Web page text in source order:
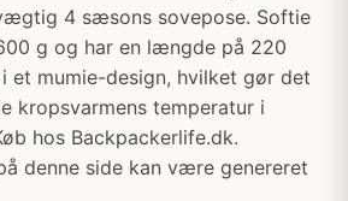
4 sæsons sovepose. Softie
g og har en længde på 220
et mumie-design, hvilket gør det
kropsvarmens temperatur i
hos Backpackerlife.dk.
denne side kan være genereret